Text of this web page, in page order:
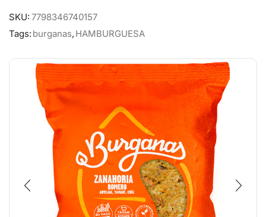
SKU: 7798346740157
Tags: burganas, HAMBURGUESA